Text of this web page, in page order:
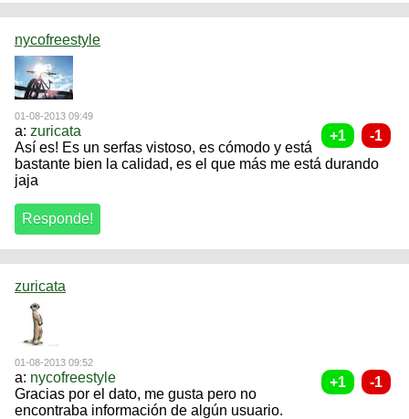
nycofreestyle
01-08-2013 09:49
a: zuricata
Así es! Es un serfas vistoso, es cómodo y está
bastante bien la calidad, es el que más me está durando
jaja
zuricata
01-08-2013 09:52
a: nycofreestyle
Gracias por el dato, me gusta pero no
encontraba información de algún usuario.